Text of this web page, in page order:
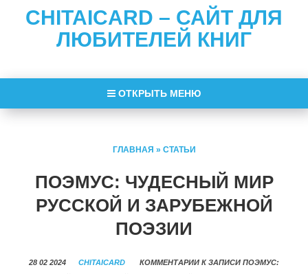
CHITAICARD – САЙТ ДЛЯ
ЛЮБИТЕЛЕЙ КНИГ
ОТКРЫТЬ МЕНЮ
ГЛАВНАЯ » СТАТЬИ
ПОЭМУС: ЧУДЕСНЫЙ МИР
РУССКОЙ И ЗАРУБЕЖНОЙ
ПОЭЗИИ
28 02 2024 CHITAICARD КОММЕНТАРИИ К ЗАПИСИ ПОЭМУС: